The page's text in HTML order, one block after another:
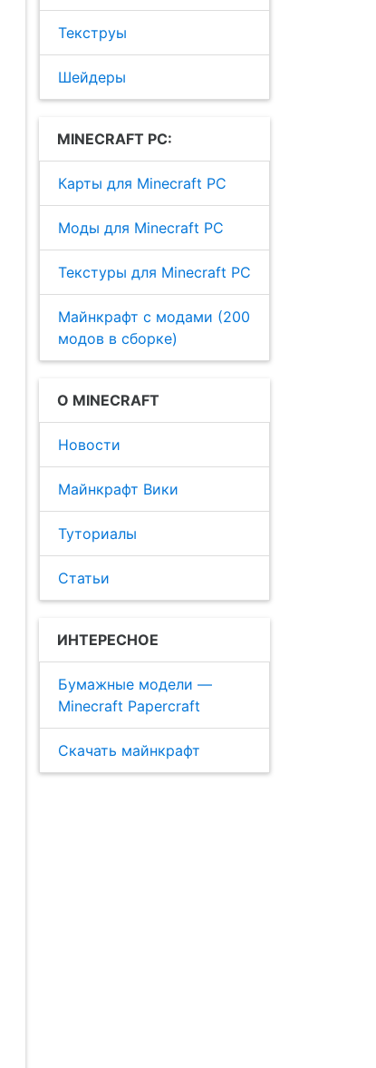
Текструы
Шейдеры
MINECRAFT PC:
Карты для Minecraft PC
Моды для Minecraft PC
Текстуры для Minecraft PC
Майнкрафт с модами (200
модов в сборке)
О MINECRAFT
Новости
Майнкрафт Вики
Туториалы
Статьи
ИНТЕРЕСНОЕ
Бумажные модели —
Minecraft Papercraft
Скачать майнкрафт